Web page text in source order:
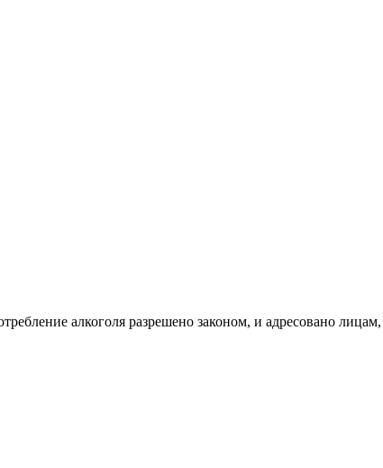
алкоголя разрешено законом, и адресовано